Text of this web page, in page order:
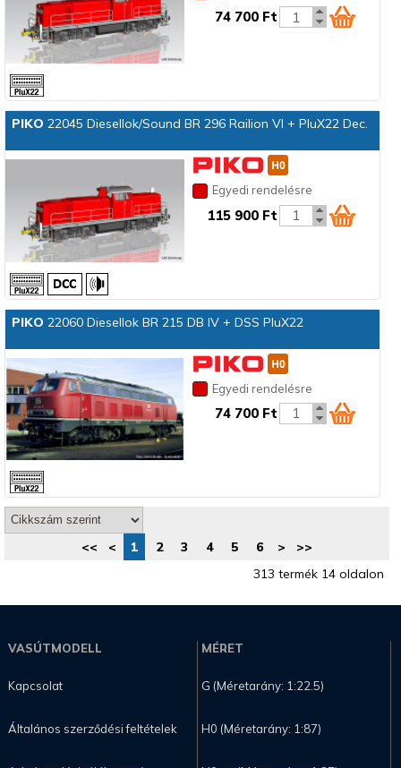
74 700 Ft
PIKO 22045 Diesellok/Sound BR 296 Railion VI + PluX22 Dec.
Egyedi rendelésre
115 900 Ft
PIKO 22060 Diesellok BR 215 DB IV + DSS PluX22
Egyedi rendelésre
74 700 Ft
<< < 1 2 3 4 5 6 >
>>
313 termék 14 oldalon
VASÚTMODELL
Kapcsolat
Általános szerződési feltételek
MÉRET
G (Méretarány: 1:22.5)
H0 (Méretarány: 1:87)